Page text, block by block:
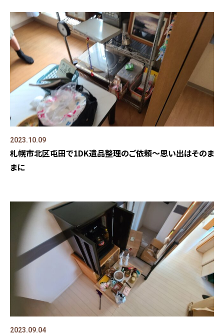
2023.10.09
札幌市北区屯田で1DK遺品整理のご依頼～思い出はそのま
まに
2023.09.04